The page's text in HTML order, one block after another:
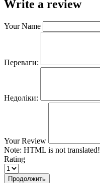
Write a review
Your Name
Переваги:
Недоліки:
Your Review
Note: HTML is not translated!
Rating
Продолжить